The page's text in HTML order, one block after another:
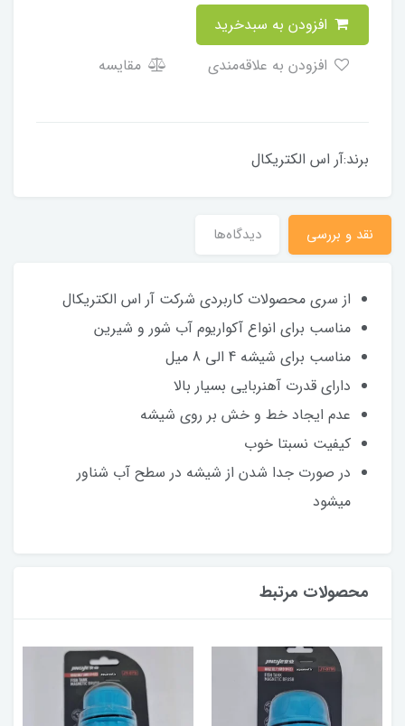
مقایسه
برند:آر اس الکتریکال
نقد و بررسی دیدگاه‌ها
از سری محصولات کاربردی شرکت آر اس الکتریکال
مناسب برای انواع آکواریوم آب شور و شیرین
مناسب برای شیشه 4 الی 8 میل
دارای قدرت آهنربایی بسیار بالا
عدم ایجاد خط و خش بر روی شیشه
کیفیت نسبتا خوب
در صورت جدا شدن از شیشه در سطح آب شناور
میشود
محصولات مرتبط